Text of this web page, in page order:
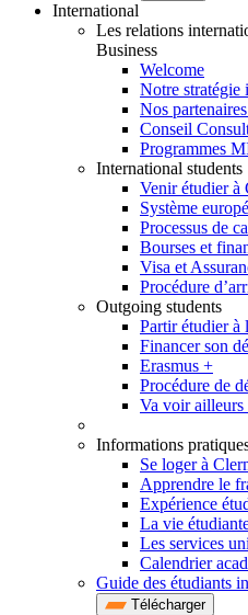
International
Les relations
Business
Welcome
Notre stratégie
Nos
Conseil
Programmes
International students
Venir étudier à
Système
Processus de
Bourses et
Visa et
Procédure
Outgoing students
Partir étudier à
Financer son
Erasmus +
Procédure de
Va voir ailleurs
Informations
Se loger à
Apprendre le
Expérience
La vie
Les services
Calendrier
Guide des étudiants
Télécharger